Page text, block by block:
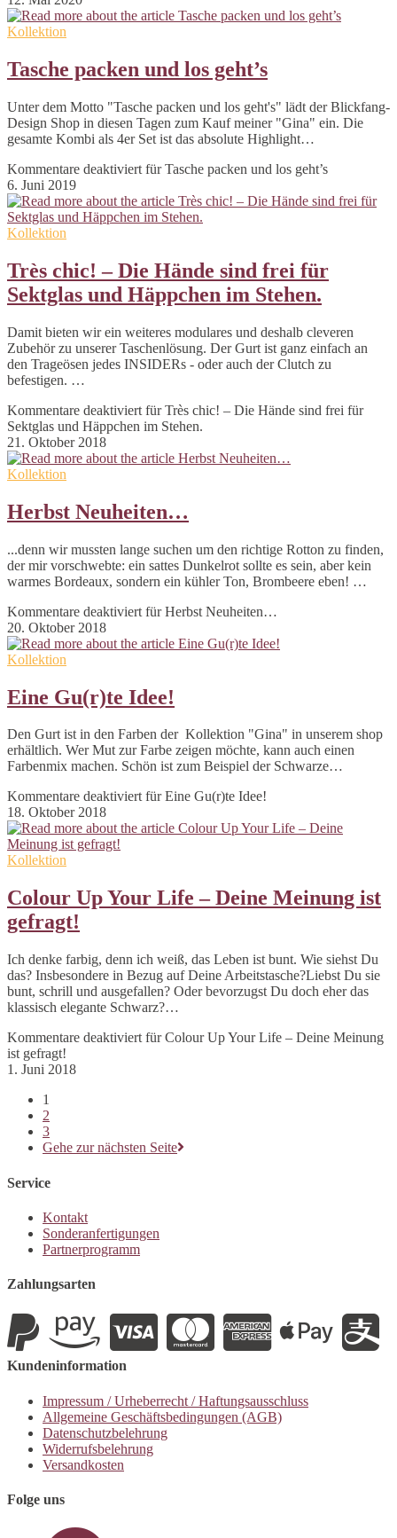
Kollektion
Tasche packen und los geht’s
Unter dem Motto "Tasche packen und los geht's" lädt der Blickfang-
Design Shop in diesen Tagen zum Kauf meiner "Gina" ein. Die
gesamte Kombi als 4er Set ist das absolute Highlight…
Kommentare deaktiviert für Tasche packen und los geht’s
6. Juni 2019
Kollektion
Très chic! – Die Hände sind frei für
Sektglas und Häppchen im Stehen.
Damit bieten wir ein weiteres modulares und deshalb cleveren
Zubehör zu unserer Taschenlösung. Der Gurt ist ganz einfach an
den Trageösen jedes INSIDERs - oder auch der Clutch zu
befestigen. …
Kommentare deaktiviert für Très chic! – Die Hände sind frei für
Sektglas und Häppchen im Stehen.
21. Oktober 2018
Kollektion
Herbst Neuheiten…
...denn wir mussten lange suchen um den richtige Rotton zu finden,
der mir vorschwebte: ein sattes Dunkelrot sollte es sein, aber kein
warmes Bordeaux, sondern ein kühler Ton, Brombeere eben! …
Kommentare deaktiviert für Herbst Neuheiten…
20. Oktober 2018
Kollektion
Eine Gu(r)te Idee!
Den Gurt ist in den Farben der Kollektion "Gina" in unserem shop
erhältlich. Wer Mut zur Farbe zeigen möchte, kann auch einen
Farbenmix machen. Schön ist zum Beispiel der Schwarze…
Kommentare deaktiviertfür Eine Gu(r)te Idee!
18. Oktober 2018
Kollektion
Colour Up Your Life – Deine Meinung ist
gefragt!
Ich denke farbig, denn ich weiß, das Leben ist bunt. Wie siehst Du
das? Insbesondere in Bezug auf Deine Arbeitstasche?Liebst Du sie
bunt, schrill und ausgefallen? Oder bevorzugst Du doch eher das
klassisch elegante Schwarz?…
Kommentare deaktiviert für Colour Up Your Life – Deine Meinung
ist gefragt!
1. Juni 2018
1
2
3
Gehe zur nächsten Seite
Service
Kontakt
Sonderanfertigungen
Partnerprogramm
Zahlungsarten
Kundeninformation
Impressum / Urheberrecht / Haftungsausschluss
Allgemeine Geschäftsbedingungen (AGB)
Datenschutzbelehrung
Widerrufsbelehrung
Versandkosten
Folge uns